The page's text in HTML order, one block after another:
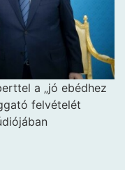
a „jó ebédhez
felvételét